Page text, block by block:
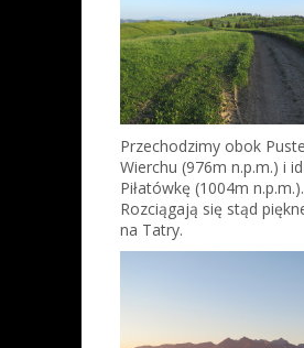
Przechodzimy obok
Wierchu (976m n.p.m.) i
Piłatówkę (1004m n.p.m.).
Rozciągają się stąd
na Tatry.